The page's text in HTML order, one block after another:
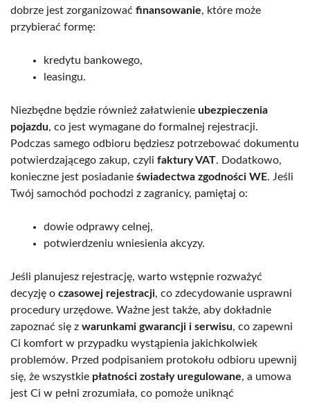
dobrze jest zorganizować finansowanie, które może
przybierać formę:
kredytu bankowego,
leasingu.
Niezbędne będzie również załatwienie ubezpieczenia
pojazdu, co jest wymagane do formalnej rejestracji.
Podczas samego odbioru będziesz potrzebować dokumentu
potwierdzającego zakup, czyli faktury VAT. Dodatkowo,
konieczne jest posiadanie świadectwa zgodności WE. Jeśli
Twój samochód pochodzi z zagranicy, pamiętaj o:
dowie odprawy celnej,
potwierdzeniu wniesienia akcyzy.
Jeśli planujesz rejestrację, warto wstępnie rozważyć
decyzję o czasowej rejestracji, co zdecydowanie usprawni
procedury urzędowe. Ważne jest także, aby dokładnie
zapoznać się z warunkami gwarancji i serwisu, co zapewni
Ci komfort w przypadku wystąpienia jakichkolwiek
problemów. Przed podpisaniem protokołu odbioru upewnij
się, że wszystkie płatności zostały uregulowane, a umowa
jest Ci w pełni zrozumiała, co pomoże uniknąć